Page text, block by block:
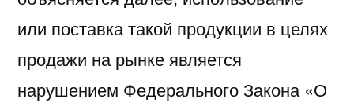
или поставка такой продукции в целях
продажи на рынке является
нарушением Федерального Закона «О